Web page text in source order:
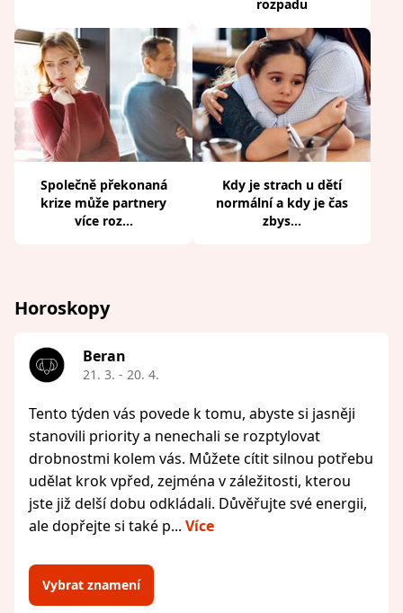
rozpadu
Společně překonaná
krize může partnery
více roz...
Kdy je strach u dětí
normální a kdy je čas
zbys...
Horoskopy
Beran
21. 3. - 20. 4.
Tento týden vás povede k tomu, abyste si jasněji
stanovili priority a nenechali se rozptylovat
drobnostmi kolem vás. Můžete cítit silnou potřebu
udělat krok vpřed, zejména v záležitosti, kterou
jste již delší dobu odkládali. Důvěřujte své energii,
ale dopřejte si také p... Více
Vybrat znamení